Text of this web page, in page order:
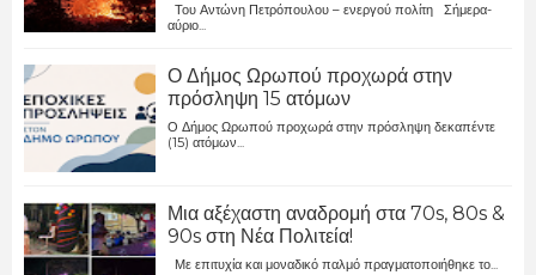
Του Αντώνη Πετρόπουλου – ενεργού πολίτη Σήμερα-
αύριο...
Ο Δήμος Ωρωπού προχωρά στην
πρόσληψη 15 ατόμων
Ο Δήμος Ωρωπού προχωρά στην πρόσληψη δεκαπέντε
(15) ατόμων...
Μια αξέχαστη αναδρομή στα 70s, 80s &
90s στη Νέα Πολιτεία!
Με επιτυχία και μοναδικό παλμό πραγματοποιήθηκε το...